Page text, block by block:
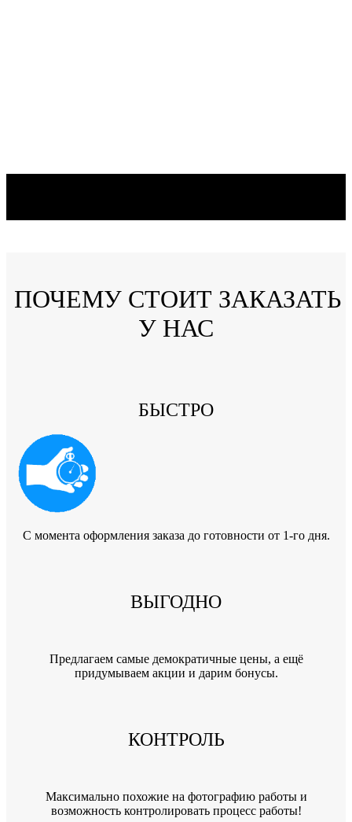
ПОЧЕМУ СТОИТ ЗАКАЗАТЬ
У НАС
БЫСТРО
C момента оформления заказа до готовности от 1-го дня.
ВЫГОДНО
Предлагаем самые демократичные цены, а ещё
придумываем акции и дарим бонусы.
КОНТРОЛЬ
Максимально похожие на фотографию работы и
возможность контролировать процесс работы!